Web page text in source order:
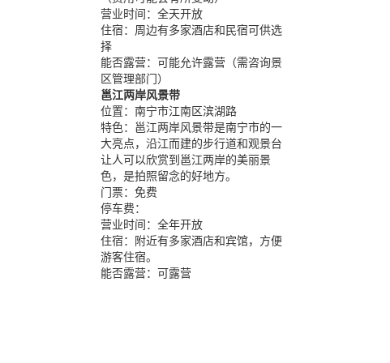
营业时间： 全天开放
住宿： 周边有多家酒店和民宿可供选
择
能否露营： 可能允许露营（需咨询景
区管理部门）
邕江两岸风景带
位置： 南宁市江南区滨湖路
特色： 邕江两岸风景带是南宁市的一
大亮点，沿江而建的步行道和观景台
让人可以欣赏到邕江两岸的美丽景
色，是拍照留念的好地方。
门票： 免费
停车费：
营业时间： 全年开放
住宿： 附近有多家酒店和宾馆，方便
游客住宿。
能否露营： 可露营